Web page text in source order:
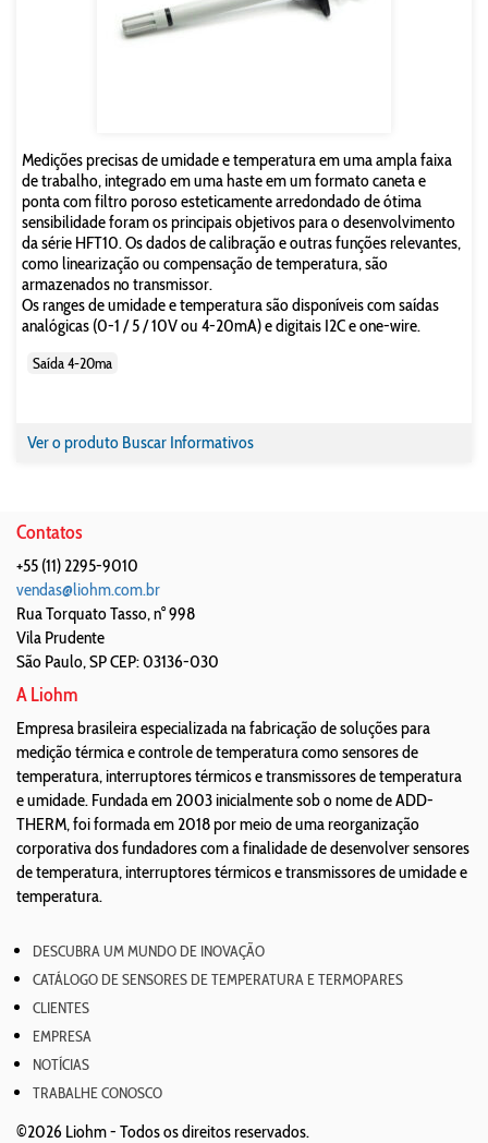
Medições precisas de umidade e temperatura em uma ampla faixa
de trabalho, integrado em uma haste em um formato caneta e
ponta com filtro poroso esteticamente arredondado de ótima
sensibilidade foram os principais objetivos para o desenvolvimento
da série HFT10. Os dados de calibração e outras funções relevantes,
como linearização ou compensação de temperatura, são
armazenados no transmissor.
Os ranges de umidade e temperatura são disponíveis com saídas
analógicas (0-1 / 5 / 10V ou 4-20mA) e digitais I2C e one-wire.
Saída 4-20ma
Ver o produto Buscar Informativos
Contatos
+55 (11) 2295-9010
vendas@liohm.com.br
Rua Torquato Tasso, n° 998
Vila Prudente
São Paulo,SPCEP: 03136-030
A Liohm
Empresa brasileira especializada na fabricação de soluções para
medição térmica e controle de temperatura como sensores de
temperatura, interruptores térmicos e transmissores de temperatura
e umidade. Fundada em 2003 inicialmente sob o nome de ADD-
THERM, foi formada em 2018 por meio de uma reorganização
corporativa dos fundadores com a finalidade de desenvolver sensores
de temperatura, interruptores térmicos e transmissores de umidade e
temperatura.
DESCUBRA UM MUNDO DE INOVAÇÃO
CATÁLOGO DE SENSORES DE TEMPERATURA E TERMOPARES
CLIENTES
EMPRESA
NOTÍCIAS
TRABALHE CONOSCO
©2026 Liohm - Todos os direitos reservados.